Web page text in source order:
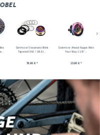
Dartmoor Steuersatz Blink
Tapered IS42 / 28,6 |...
78,90 € *
Dartmoor Ahead Kappe Ride
Your Way 1 1/8"...
15,90 € *